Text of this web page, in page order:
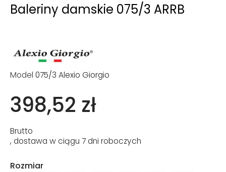
Baleriny damskie 075/3 ARRB
Model 075/3 Alexio Giorgio
398,52 zł
Brutto
, dostawa w ciągu 7 dni roboczych
Rozmiar